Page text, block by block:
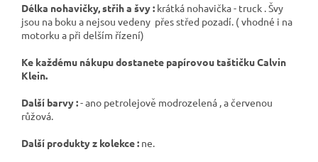
Délka nohavičky, střih a švy : krátká nohavička - truck . Švy
jsou na boku a nejsou vedeny přes střed pozadí. ( vhodné i na
motorku a při delším řízení)
Ke každému nákupu dostanete papírovou taštičku Calvin
Klein.
Další barvy :- ano petrolejově modrozelená , a červenou
růžová.
Další produkty z kolekce : ne.